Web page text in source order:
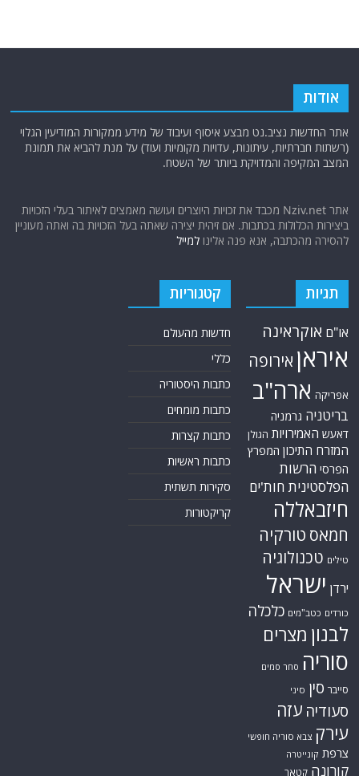
אודות
אתר החדשות נציב.נט מבצע איסוף ועיבוד של מידע ממקורות המודיעין הגלוי
(רשתות חברתיות, עיתונות, עדויות מקומיות ועוד) על מנת להביא את תמונת
המצב המקיפה והמדויקת ביותר של השטח.
אתר Nziv.net מכבד את זכויות היוצרים ועושה מאמצים לאיתור בעלי הזכויות
ביצירות הכלולות בכתבות. אם זיהית יצירה שאתה בעל הזכויות בה ואתה מעוניין
להסירה מהכתבה, אנא פנה אלינולמייל
תגיות
או"ם אוקראינה
איראן אירופה
אפריקה ארה"ב
בריטניה גרמניה
דאעש האמירויות הגולן
המזרח התיכון המפרץ
הפרסי הרשות
הפלסטינית חות'ים
חיזבאללה
חמאס טורקיה
טילים טכנולוגיה
ירדן ישראל
כורדים כטב"מים כלכלה
לבנון מצרים
סוריה סחר סמים
סייבר סין סיני
סעודיה עזה
עירק צבא סוריה חופשי
צרפת קונייטרה
קורונה קטאר
קטגוריות
חדשות מהעולם
כללי
כתבות היסטוריה
כתבות מומחים
כתבות קצרות
כתבות ראשיות
סקירות תשתית
קריקטורות